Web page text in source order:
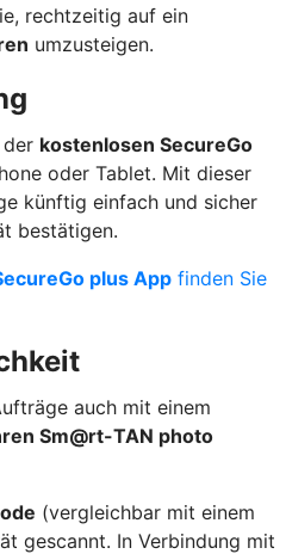
rechtzeitig auf ein
umzusteigen.
kostenlosen SecureGo
oder Tablet. Mit dieser
künftig einfach und sicher
bestätigen.
plus App finden Sie
auch mit einem
Sm@rt-TAN photo
(vergleichbar mit einem
gescannt. In Verbindung mit